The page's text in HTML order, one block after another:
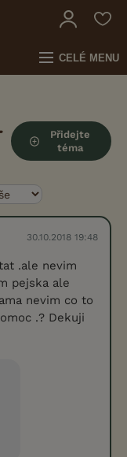
CELÉ MENU
Přidejte
téma
30.10.2018 19:48
.ale nevim
pejska ale
nevim co to
.? Dekuji